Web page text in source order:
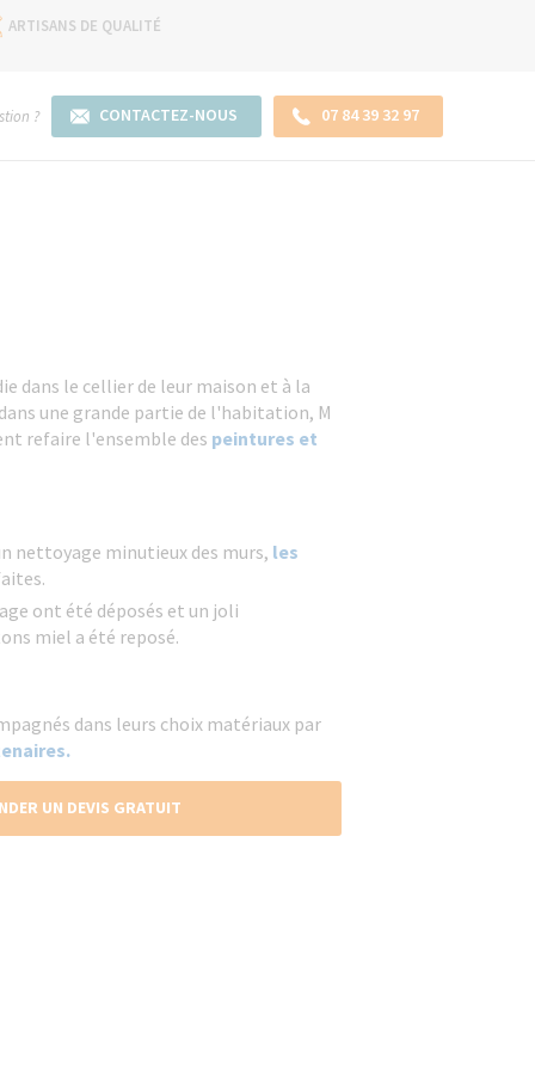
ARTISANS DE QUALITÉ
? CONTACTEZ-NOUS 07 84 39 32 97
dans le cellier de leur maison et à la
une grande partie de l'habitation, M
refaire l'ensemble des peintures et
nettoyage minutieux des murs, les
ont été déposés et un joli
miel a été reposé.
dans leurs choix matériaux par
UN DEVIS GRATUIT